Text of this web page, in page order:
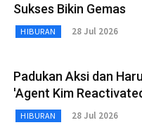
Sukses Bikin Gemas
HIBURAN 28 Jul 2026
Padukan Aksi dan
'Agent Kim
HIBURAN 28 Jul 2026